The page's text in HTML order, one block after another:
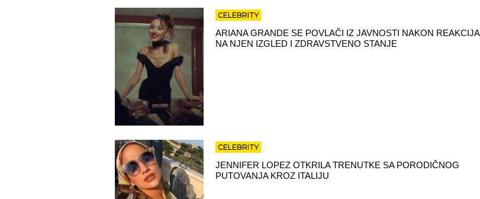
CELEBRITY
ARIANA GRANDE SE POVLAČI IZ JAVNOSTI NAKON REAKCIJA
NA NJEN IZGLED I ZDRAVSTVENO STANJE
CELEBRITY
JENNIFER LOPEZ OTKRILA TRENUTKE SA PORODIČNOG
PUTOVANJA KROZ ITALIJU